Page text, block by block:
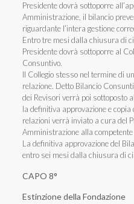
Presidente dovrà sottoporre
Amministrazione, il bilancio
riguardante l’intera gestione
Entro tre mesi dalla chiusura di
Presidente dovrà sottoporre al
Consuntivo.
Il Collegio stesso nel termine di
relazione. Detto Bilancio
dei Revisori verrà poi sottoposto
la definitiva approvazione e
relazioni verrà inviato a cura del
Amministrazione alla
La definitiva approvazione del
entro sei mesi dalla chiusura di
CAPO 8°
Estinzione della Fondazione